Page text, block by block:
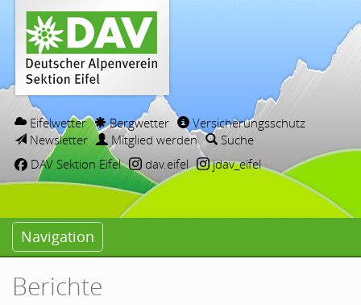
Eifelwetter Bergwetter
Versicherungsschutz
Newsletter
Mitglied werden
Suche
DAV Sektion Eifel
dav.eifel jdav_eifel
Navigation
Berichte